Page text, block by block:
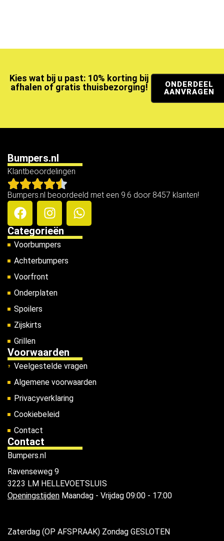
Kies wat bij u past: 10% korting bij
afhalen of gratis thuisbezorging!
ONDERDEEL
AANVRAGEN
Bumpers.nl
Klantbeoordelingen
Bumpers.nl beoordeeld met een 9.6 door 8457 klanten!
Categorieën
Voorbumpers
Achterbumpers
Voorfront
Onderplaten
Spoilers
Zijskirts
Grillen
Voorwaarden
Veelgestelde vragen
Algemene voorwaarden
Privacyverklaring
Cookiebeleid
Contact
Contact
Bumpers.nl
Ravenseweg 9
3223 LM HELLEVOETSLUIS
Openingstijden Maandag - Vrijdag 09:00 - 17:00
Zaterdag (OP AFSPRAAK) Zondag GESLOTEN